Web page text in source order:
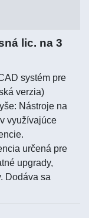
lic. na 3
systém pre
verzia)
Nástroje na
využívajúce
určená pre
upgrady,
Dodáva sa